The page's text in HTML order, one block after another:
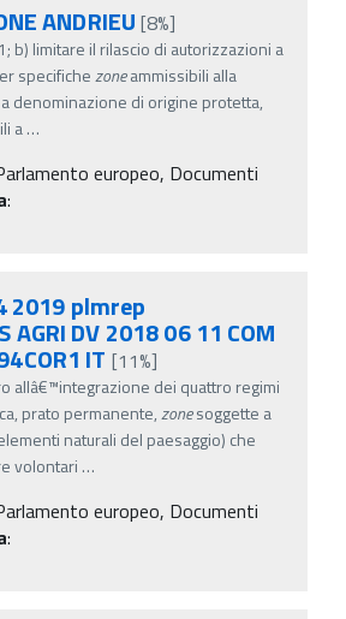
ANDRIEU [8%]
b) limitare il rilascio di autorizzazioni a
specifichezoneammissibili alla
denominazione di origine protetta,
a…
europeo, Documenti
:
2019 plmrep
AGRI DV 2018 06 11 COM
IT [11%]
allâ€™integrazione dei quattro regimi
prato permanente,zonesoggette a
naturali del paesaggio) che
volontari …
europeo, Documenti
: